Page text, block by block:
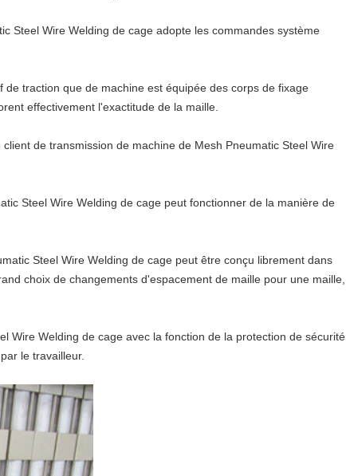
Steel Wire Welding de cage adopte les commandes système
de traction que de machine est équipée des corps de fixage
effectivement l'exactitude de la maille.
client de transmission de machine de Mesh Pneumatic Steel Wire
Steel Wire Welding de cage peut fonctionner de la manière de
Steel Wire Welding de cage peut être conçu librement dans
choix de changements d'espacement de maille pour une maille,
Wire Welding de cage avec la fonction de la protection de sécurité
le travailleur.